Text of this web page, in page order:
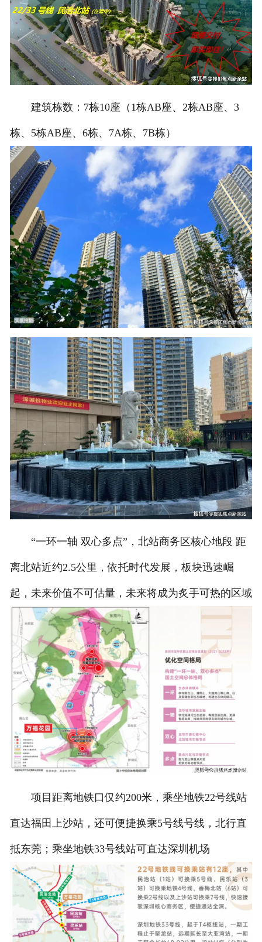
建筑栋数：7栋10座（1栋AB座、2栋AB座、3
栋、5栋AB座、6栋、7A栋、7B栋）
“一环一轴 双心多点”，北站商务区核心地段 距
离北站近约2.5公里，依托时代发展，板块迅速崛
起，未来价值不可估量，未来将成为炙手可热的区域
项目距离地铁口仅约200米，乘坐地铁22号线站
直达福田上沙站，还可便捷换乘5号线号线，北行直
抵东莞；乘坐地铁33号线站可直达深圳机场